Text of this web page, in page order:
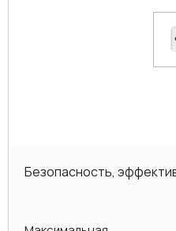
Безопасность,